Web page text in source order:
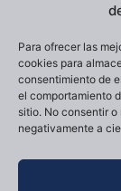
Para ofrecer las
cookies para
consentimiento de
el comportamiento
sitio. No consentir
negativamente a
He leído